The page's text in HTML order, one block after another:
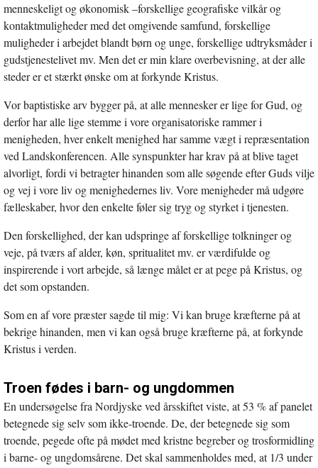
menneskeligt og økonomisk –forskellige geografiske vilkår og
kontaktmuligheder med det omgivende samfund, forskellige
muligheder i arbejdet blandt børn og unge, forskellige udtryksmåder i
gudstjenestelivet mv. Men det er min klare overbevisning, at der alle
steder er et stærkt ønske om at forkynde Kristus.
Vor baptistiske arv bygger på, at alle mennesker er lige for Gud, og
derfor har alle lige stemme i vore organisatoriske rammer i
menigheden, hver enkelt menighed har samme vægt i repræsentation
ved Landskonferencen. Alle synspunkter har krav på at blive taget
alvorligt, fordi vi betragter hinanden som alle søgende efter Guds vilje
og vej i vore liv og menighedernes liv. Vore menigheder må udgøre
fælleskaber, hvor den enkelte føler sig tryg og styrket i tjenesten.
Den forskellighed, der kan udspringe af forskellige tolkninger og
veje, på tværs af alder, køn, spritualitet mv. er værdifulde og
inspirerende i vort arbejde, så længe målet er at pege på Kristus, og
det som opstanden.
Som en af vore præster sagde til mig: Vi kan bruge kræfterne på at
bekrige hinanden, men vi kan også bruge kræfterne på, at forkynde
Kristus i verden.
Troen fødes i barn- og ungdommen
En undersøgelse fra Nordjyske ved årsskiftet viste, at 53 % af panelet
betegnede sig selv som ikke-troende. De, der betegnede sig som
troende, pegede ofte på mødet med kristne begreber og trosformidling
i barne- og ungdomsårene. Det skal sammenholdes med, at 1/3 under